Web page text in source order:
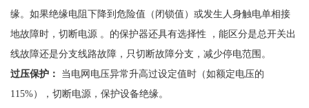
缘。如果绝缘电阻下降到危险值（闭锁值）或发生人身触电单相接
地故障时，切断电源 。的保护器还具有选择性
，能区分是总开关出
线故障还是分支线路故障，只切断故障分支，减少停电范围。
过压保护：
当电网电压异常升高过设定值时（如额定电压的
115%），切断电源，保护设备绝缘。